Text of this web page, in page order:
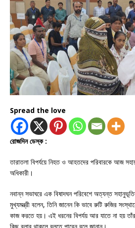
Spread the love
রোজদিন ডেস্ক :
তারাতলা বিপর্যয়ে নিহত ও আহতদের পরিবারকে আজ
অধিকারী।
নবান্ন সভাঘরে এক বিষাদঘন পরিবেশে অত্যন্ত
মুখ্যমন্ত্রী বলেন, তিনি জানেন কি ভাবে রুটি রুজির
কাজ করতে হয়। এই ধরনের বিপর্যয় আর যাতে না হয়